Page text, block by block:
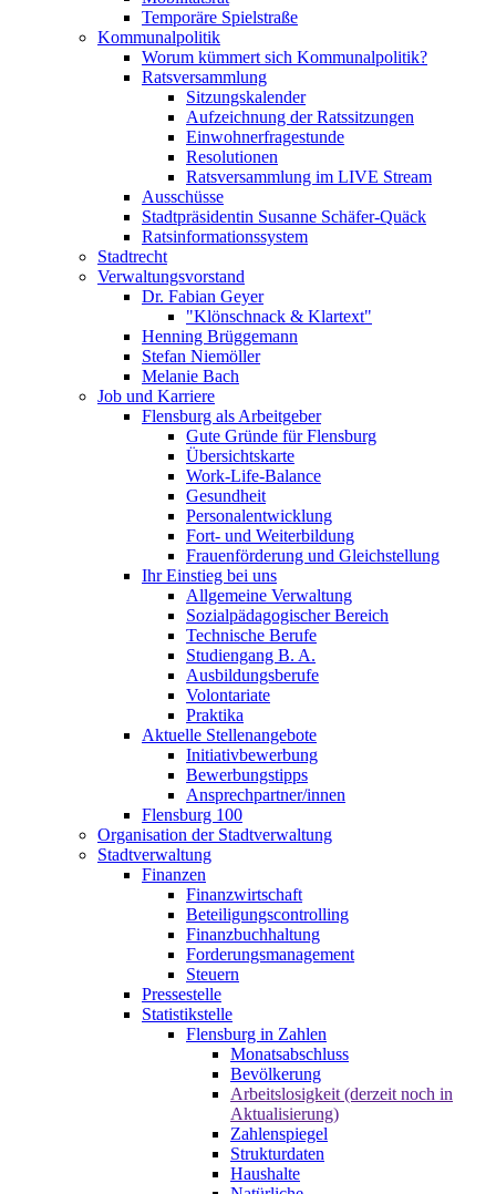
Temporäre Spielstraße
Kommunalpolitik
Worum kümmert sich Kommunalpolitik?
Ratsversammlung
Sitzungskalender
Aufzeichnung der Ratssitzungen
Einwohnerfragestunde
Resolutionen
Ratsversammlung im LIVE Stream
Ausschüsse
Stadtpräsidentin Susanne Schäfer-Quäck
Ratsinformationssystem
Stadtrecht
Verwaltungsvorstand
Dr. Fabian Geyer
"Klönschnack & Klartext"
Henning Brüggemann
Stefan Niemöller
Melanie Bach
Job und Karriere
Flensburg als Arbeitgeber
Gute Gründe für Flensburg
Übersichtskarte
Work-Life-Balance
Gesundheit
Personalentwicklung
Fort- und Weiterbildung
Frauenförderung und Gleichstellung
Ihr Einstieg bei uns
Allgemeine Verwaltung
Sozialpädagogischer Bereich
Technische Berufe
Studiengang B. A.
Ausbildungsberufe
Volontariate
Praktika
Aktuelle Stellenangebote
Initiativbewerbung
Bewerbungstipps
Ansprechpartner/innen
Flensburg 100
Organisation der Stadtverwaltung
Stadtverwaltung
Finanzen
Finanzwirtschaft
Beteiligungscontrolling
Finanzbuchhaltung
Forderungsmanagement
Steuern
Pressestelle
Statistikstelle
Flensburg in Zahlen
Monatsabschluss
Bevölkerung
Arbeitslosigkeit (derzeit noch in
Aktualisierung)
Zahlenspiegel
Strukturdaten
Haushalte